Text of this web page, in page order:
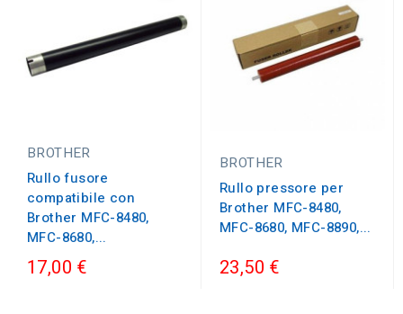
BROTHER
Rullo fusore
compatibile con
Brother MFC-8480,
MFC-8680,...
17,00 €
BROTHER
Rullo pressore per
Brother MFC-8480,
MFC-8680, MFC-8890,...
23,50 €